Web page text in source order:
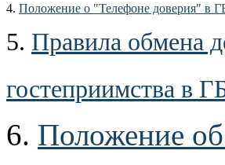
4. Положение о "Телефоне доверия"
5. Правила обмена
гостеприимства
6. Положение